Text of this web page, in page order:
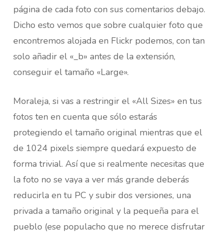
página de cada foto con sus comentarios debajo.
Dicho esto vemos que sobre cualquier foto que
encontremos alojada en Flickr podemos, con tan
solo añadir el «_b» antes de la extensión,
conseguir el tamaño «Large».
Moraleja, si vas a restringir el «All Sizes» en tus
fotos ten en cuenta que sólo estarás
protegiendo el tamaño original mientras que el
de 1024 pixels siempre quedará expuesto de
forma trivial. Así que si realmente necesitas que
la foto no se vaya a ver más grande deberás
reducirla en tu PC y subir dos versiones, una
privada a tamaño original y la pequeña para el
pueblo (ese populacho que no merece disfrutar